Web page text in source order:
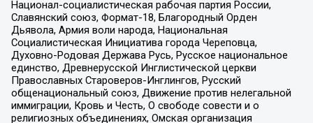
Национал-социалистическая рабочая партия России,
Славянский союз, Формат-18, Благородный Орден
Дьявола, Армия воли народа, Национальная
Социалистическая Инициатива города Череповца,
Духовно-Родовая Держава Русь, Русское национальное
единство, Древнерусской Инглистической церкви
Православных Староверов-Инглингов, Русский
общенациональный союз, Движение против нелегальной
иммиграции, Кровь и Честь, О свободе совести и о
религиозных объединениях, Омская организация